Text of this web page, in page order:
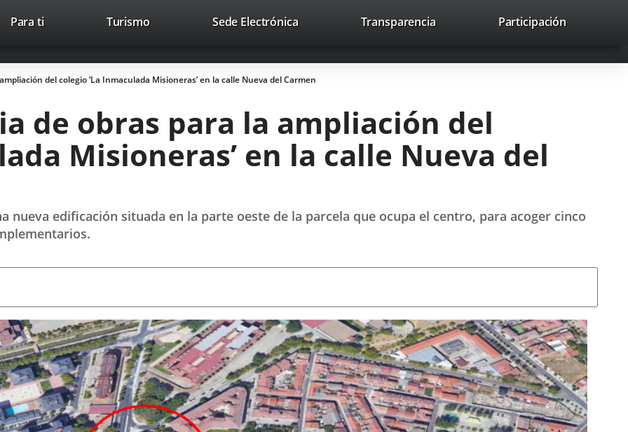
Trabaja con nosotros Contacto avaHeaderSocial
Enlace
una
Enlace
una
Enlace
una
Buscar
Para ti TurismoEste
abrirá
en
nueva.
Sede ElectrónicaEnlace
aplicación
externa.
Transparencia Participación
del colegio ‘La Inmaculada Misioneras’ en la calle Nueva del Carmen
de obras para la ampliación del
Misioneras’ en la calle Nueva del
nueva edificación situada en la parte oeste de la parcela que ocupa el centro, para acoger cinco